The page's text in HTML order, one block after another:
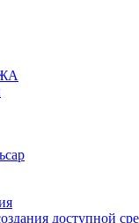
доступной